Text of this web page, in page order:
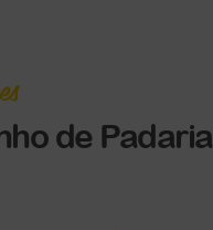
de Padaria